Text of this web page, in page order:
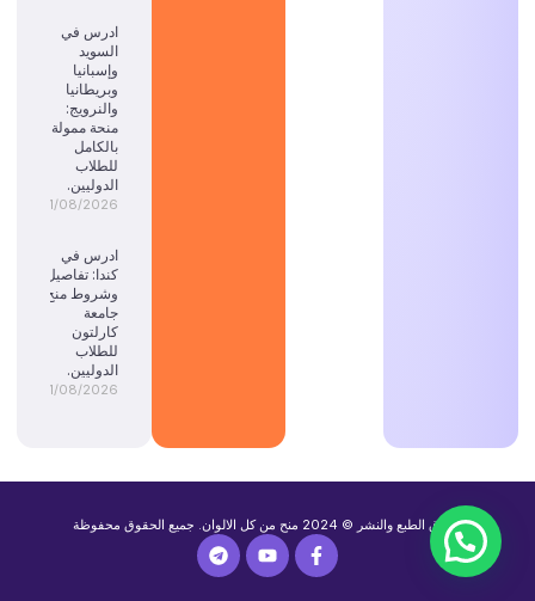
ادرس في
السويد
وإسبانيا
وبريطانيا
والنرويج:
منحة ممولة
بالكامل
للطلاب
الدوليين.
01/08/2026
ادرس في
كندا: تفاصيل
وشروط منح
جامعة
كارلتون
للطلاب
الدوليين.
01/08/2026
حقوق الطبع والنشر © 2024 منح من كل الالوان. جميع الحقوق محفوظة